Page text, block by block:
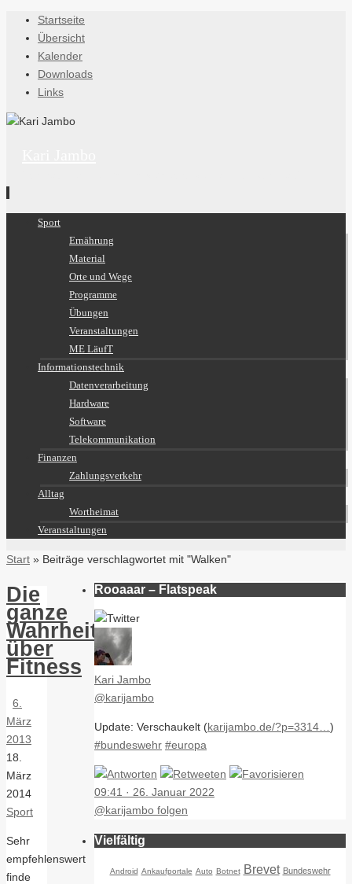
Startseite
Übersicht
Kalender
Downloads
Links
Sport
Ernährung
Material
Orte und Wege
Programme
Übungen
Veranstaltungen
ME LäufT
Informationstechnik
Datenverarbeitung
Hardware
Software
Telekommunikation
Finanzen
Zahlungsverkehr
Alltag
Wortheimat
Veranstaltungen
Start » Beiträge verschlagwortet mit "Walken"
Die
ganze
Wahrheit
über
Fitness
6.
März
2013
18.
März
2014
Sport
Sehr
empfehlenswert
finde
Rooaaar – Flatspeak
Kari Jambo
@karijambo
Update: Verschaukelt (karijambo.de/?p=3314… )
#bundeswehr #europa
09:41 · 26. Januar 2022
@karijambo folgen
Vielfältig
Android Ankaufportale Auto Botnet Brevet Bundeswehr